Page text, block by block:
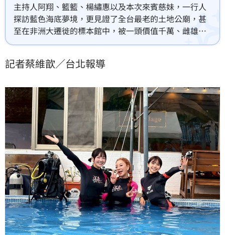
主持人阿翔、籃籃、楊繡惠以及本次來賓慈妹，一行人
探訪藍色海底夢境，更見證了全台最老的土地公廟，甚
至在非洲大遷徙的標本館中，被一頭價值千萬、雌雄同
體的「神祕獅子」嚇到差點結帳！一開場，大家玩起最
的荒謬畫面，讓阿翔忍不住吐槽：「這是什麼巨人入侵
記者蔡維歆／台北報導